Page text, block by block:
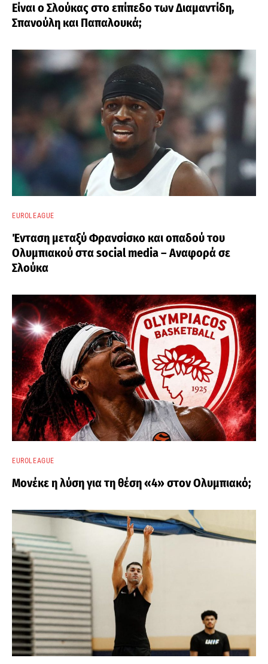
Είναι ο Σλούκας στο επίπεδο των Διαμαντίδη,
Σπανούλη και Παπαλουκά;
EUROLEAGUE
Ένταση μεταξύ Φρανσίσκο και οπαδού του
Ολυμπιακού στα social media – Αναφορά σε
Σλούκα
EUROLEAGUE
Μονέκε η λύση για τη θέση «4» στον Ολυμπιακό;